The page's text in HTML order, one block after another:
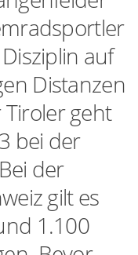
auf
Distanzen
Tiroler geht
bei der
der
gilt es
1.100